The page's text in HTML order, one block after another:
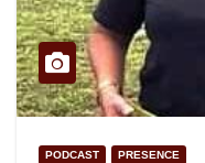
PODCAST PRESENCE